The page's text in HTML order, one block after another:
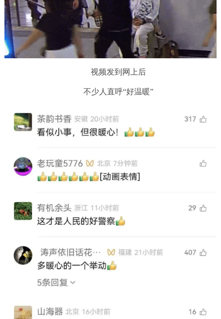
视频发到网上后
不少人直呼“好温暖”